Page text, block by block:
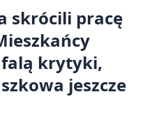
skrócili pracę
krytyki,
jeszcze